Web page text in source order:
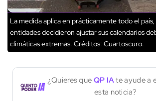
La medida aplica en prácticamente todo el
entidades decidieron ajustar sus calendarios
climáticas extremas. Créditos: Cuartoscuro.
¿Quieres que QP IAte ayude a
esta noticia?